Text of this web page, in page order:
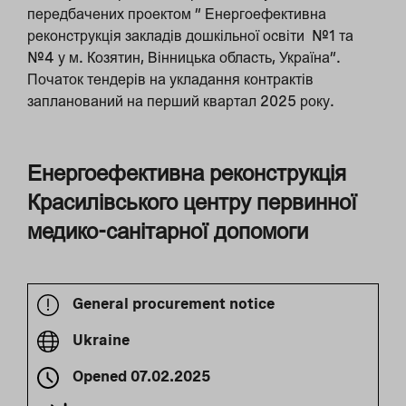
передбачених проектом ” Енергоефективна
реконструкція закладів дошкільної освіти №1 та
№4 у м. Козятин, Вінницька область, Україна”.
Початок тендерів на укладання контрактів
запланований на перший квартал 2025 року.
Енергоефективна реконструкція
Красилівського центру первинної
медико-санітарної допомоги
General procurement notice
Ukraine
Opened 07.02.2025